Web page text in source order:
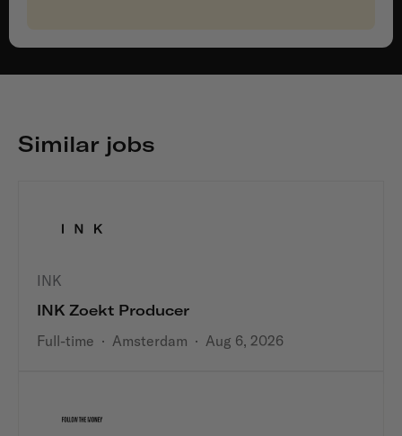
Similar jobs
INK
INK Zoekt Producer
Full-time · Amsterdam · Aug 6, 2026